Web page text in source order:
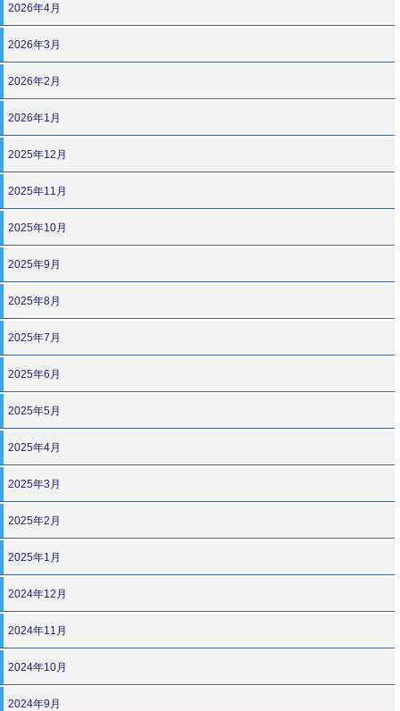
2026年4月
2026年3月
2026年2月
2026年1月
2025年12月
2025年11月
2025年10月
2025年9月
2025年8月
2025年7月
2025年6月
2025年5月
2025年4月
2025年3月
2025年2月
2025年1月
2024年12月
2024年11月
2024年10月
2024年9月